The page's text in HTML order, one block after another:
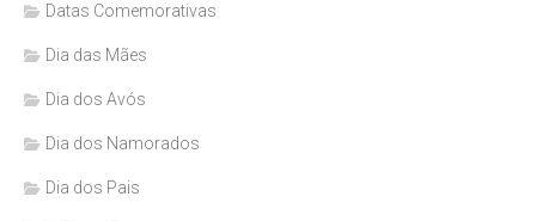
Datas Comemorativas
Dia das Mães
Dia dos Avós
Dia dos Namorados
Dia dos Pais